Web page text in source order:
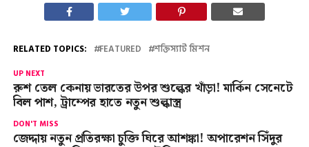
RELATED TOPICS: FEATURED শক্তিস্যাট মিশন
UP NEXT
রুশ তেল কেনায় ভারতের উপর শুল্কের খাঁড়া! মার্কিন সেনেটে
বিল পাশ, ট্রাম্পের হাতে নতুন শুল্কাস্ত্র
DON'T MISS
জেদ্দায় নতুন প্রতিরক্ষা চুক্তি ঘিরে আশঙ্কা! অপারেশন সিঁদুর